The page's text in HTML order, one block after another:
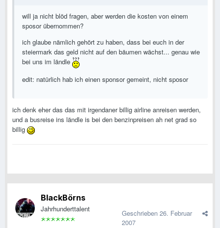
will ja nicht blöd fragen, aber werden die kosten von einem
sposor übernommen?
ich glaube nämlich gehört zu haben, dass bei euch in der
steiermark das geld nicht auf den bäumen wächst... genau wie
bei uns im ländle
edit: natürlich hab ich einen sponsor gemeint, nicht sposor
ich denk eher das das mit irgendaner billig airline anreisen werden,
und a busreise ins ländle is bei den benzinpreisen ah net grad so
billig
BlackBörns
Jahrhunderttalent Geschrieben 26. Februar
2007